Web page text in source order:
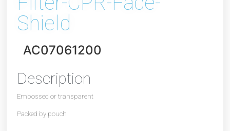
Shield
AC07061200
Description
Embossed or transparent
Packed by pouch